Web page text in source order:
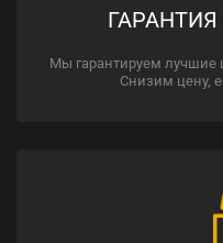
Мы гарантируем лучшие
Снизим цену,